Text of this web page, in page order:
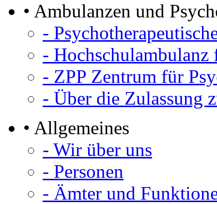
• Ambulanzen und
-
-
- ZPP Zentrum für
- Über die Zulassung
• Allgemeines
- Wir über uns
- Personen
- Ämter und